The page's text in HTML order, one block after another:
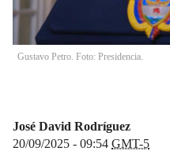
Gustavo Petro. Foto: Presidencia.
José David Rodríguez
20/09/2025 - 09:54 GMT-5